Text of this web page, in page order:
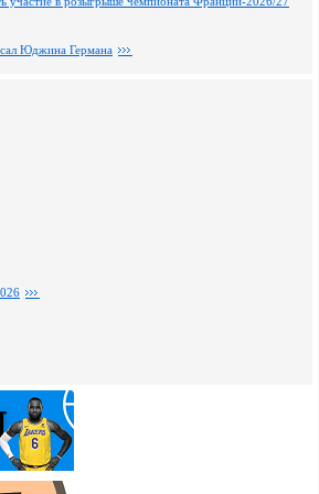
Юджина Германа